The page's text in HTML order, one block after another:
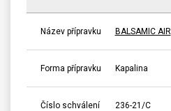
Název přípravku BALSAMIC AIR
Forma přípravku Kapalina
Číslo schválení 236-21/C